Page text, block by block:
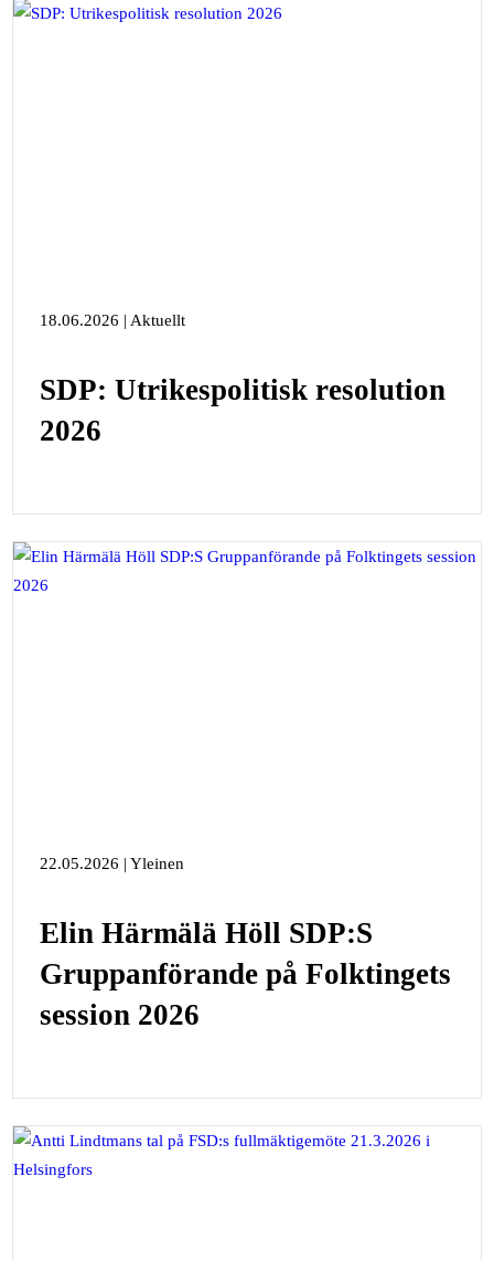
18.06.2026 | Aktuellt
SDP: Utrikespolitisk resolution
2026
22.05.2026 | Yleinen
Elin Härmälä Höll SDP:S
Gruppanförande på Folktingets
session 2026